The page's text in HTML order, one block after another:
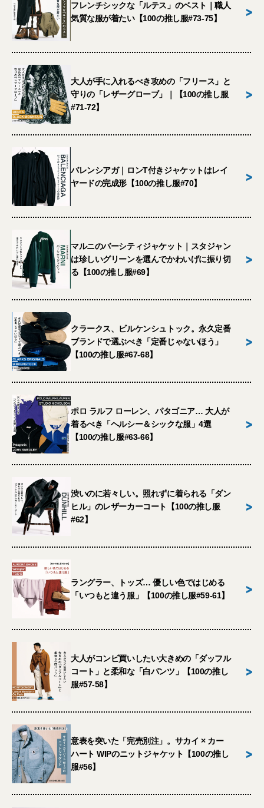
フレンチシックな「ルテス」のベスト｜職人
気質な服が着たい【100の推し服#73-75】
>
大人が手に入れるべき攻めの「フリース」と
守りの「レザーグローブ」｜【100の推し服
#71-72】
>
バレンシアガ｜ロンT付きジャケットはレイ
ヤードの完成形【100の推し服#70】
>
マルニのバーシティジャケット｜スタジャン
は珍しいグリーンを選んでかわいげに振り切
る【100の推し服#69】
>
クラークス、ビルケンシュトック。永久定番
ブランドで選ぶべき「定番じゃないほう」
【100の推し服#67-68】
>
ポロ ラルフ ローレン、パタゴニア… 大人が
着るべき「ヘルシー＆シックな服」4選
【100の推し服#63-66】
>
渋いのに若々しい。照れずに着られる「ダン
ヒル」のレザーカーコート【100の推し服
#62】
>
ラングラー、トッズ… 優しい色ではじめる
「いつもと違う服」【100の推し服#59-61】
>
大人がコンビ買いしたい大きめの「ダッフル
コート」と柔和な「白パンツ」【100の推し
服#57-58】
>
意表を突いた「完売別注」。サカイ × カー
ハート WIPのニットジャケット【100の推し
服#56】
>